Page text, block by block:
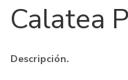
Calatea
Descripción.